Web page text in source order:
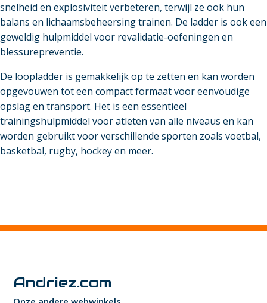
snelheid en explosiviteit verbeteren, terwijl ze ook hun
balans en lichaamsbeheersing trainen. De ladder is ook een
geweldig hulpmiddel voor revalidatie-oefeningen en
blessurepreventie.
De loopladder is gemakkelijk op te zetten en kan worden
opgevouwen tot een compact formaat voor eenvoudige
opslag en transport. Het is een essentieel
trainingshulpmiddel voor atleten van alle niveaus en kan
worden gebruikt voor verschillende sporten zoals voetbal,
basketbal, rugby, hockey en meer.
Andriez.com